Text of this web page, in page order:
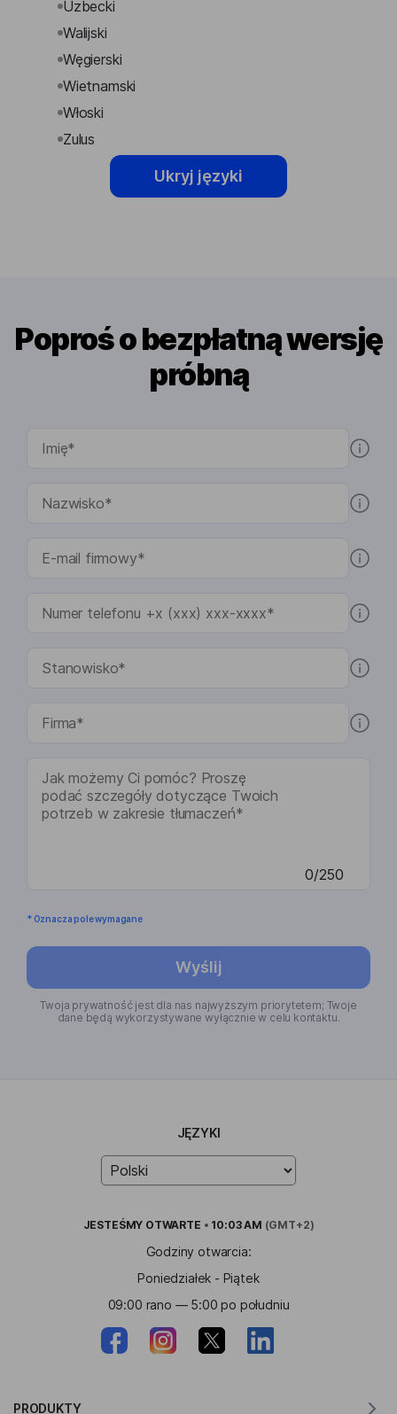
Uzbecki
Walijski
Węgierski
Wietnamski
Włoski
Zulus
Ukryj języki
Poproś o bezpłatną wersję
próbną
0/250
* Oznacza pole wymagane
Wyślij
Twoja prywatność jest dla nas najwyższym priorytetem; Twoje
dane będą wykorzystywane wyłącznie w celu kontaktu.
JĘZYKI
JESTEŚMY OTWARTE • 10:03 AM (GMT+2)
Godziny otwarcia:
Poniedziałek - Piątek
09:00 rano — 5:00 po południu
PRODUKTY